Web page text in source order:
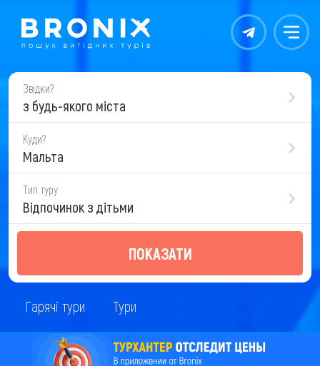
Контакты Меню
Звідки?
з будь-якого міста
Куди?
Мальта
Тип туру
Відпочинок з дітьми
ПОКАЗАТИ
Гарячі тури Тури